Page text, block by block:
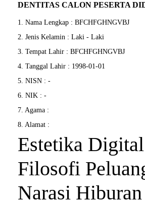
DENTITAS CALON PESERTA
1. Nama Lengkap : BFCHFGHNGVBJ
2. Jenis Kelamin : Laki - Laki
3. Tempat Lahir : BFCHFGHNGVBJ
4. Tanggal Lahir : 1998-01-01
5. NISN : -
6. NIK : -
7. Agama :
8. Alamat :
Estetika
Filosofi
Narasi Hiburan